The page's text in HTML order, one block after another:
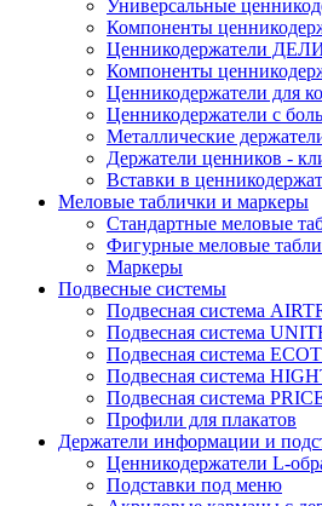
Универсальные
Компоненты
Ценникодержатели
Компоненты
Ценникодержатели для
Ценникодержатели с
Металлические
Держатели ценников -
Вставки в
Меловые таблички и маркеры
Стандартные меловые
Фигурные меловые
Маркеры
Подвесные системы
Подвесная система
Подвесная система
Подвесная система
Подвесная система
Подвесная система
Профили для плакатов
Держатели информации и
Ценникодержатели L-
Подставки под меню